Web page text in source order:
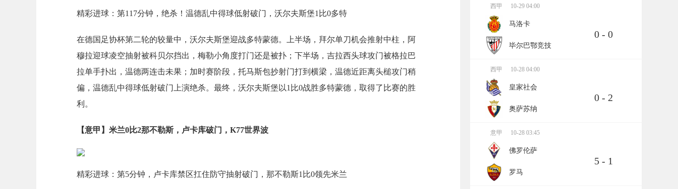
精彩进球：第117分钟，绝杀！温德乱中得球低射破门，沃尔夫斯堡1比0多特
在德国足协杯第二轮的较量中，沃尔夫斯堡迎战多特蒙德。上半场，拜尔单刀机会推射中柱，阿
穆拉迎球凌空抽射被科贝尔挡出，梅勒小角度打门还是被扑；下半场，吉拉西头球攻门被格拉巴
拉单手扑出，温德两连击未果；加时赛阶段，托马斯包抄射门打到横梁，温德近距离头槌攻门稍
偏，温德乱中得球低射破门上演绝杀。最终，沃尔夫斯堡以1比0战胜多特蒙德，取得了比赛的胜
利。
【意甲】米兰0比2那不勒斯，卢卡库破门，K77世界波
精彩进球：第5分钟，卢卡库禁区扛住防守抽射破门，那不勒斯1比0领先米兰
西甲 10-29 04:00
马洛卡
毕尔巴鄂竞技
0 - 0
西甲 10-28 04:00
皇家社会
奥萨苏纳
0 - 2
意甲 10-28 03:45
佛罗伦萨
罗马
5 - 1